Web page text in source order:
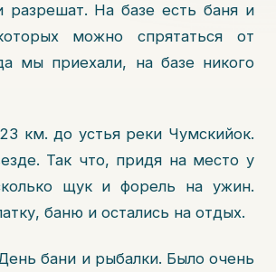
разрешат. На базе есть баня и
можно спрятаться от
мы приехали, на базе никого
км. до устья реки Чумскийок.
Так что, придя на место у
щук и форель на ужин.
баню и остались на отдых.
бани и рыбалки. Было очень